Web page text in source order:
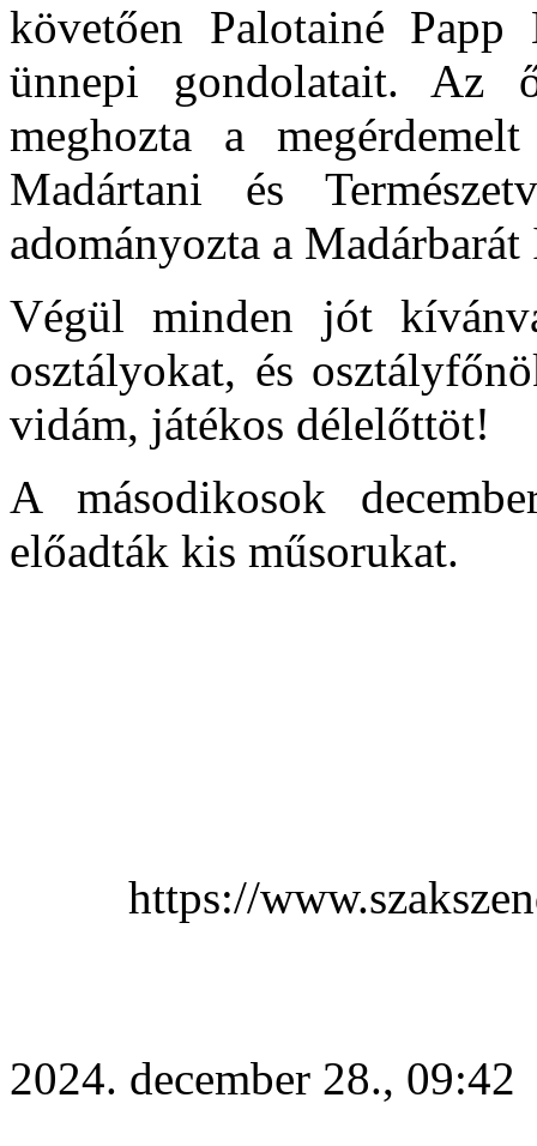
követően Palotainé Papp
ünnepi gondolatait. Az
meghozta a
Madártani és
adományozta a
Végül minden jót
osztályokat, és
vidám, játékos délelőttöt!
A másodikosok
előadták kis műsorukat.
https://
2024. december 28., 09:42